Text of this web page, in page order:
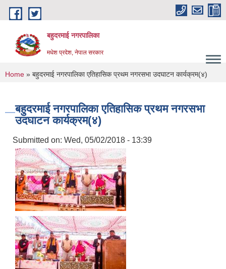
Skip to main content
बहुदरमाई नगरपालिका
मधेश प्रदेश, नेपाल सरकार
You are here
Home » बहुदरमाई नगरपालिका एतिहासिक प्रथम नगरसभा उदघाटन कार्यक्रम(४)
बहुदरमाई नगरपालिका एतिहासिक प्रथम नगरसभा
उदघाटन कार्यक्रम(४)
Submitted on: Wed, 05/02/2018 - 13:39